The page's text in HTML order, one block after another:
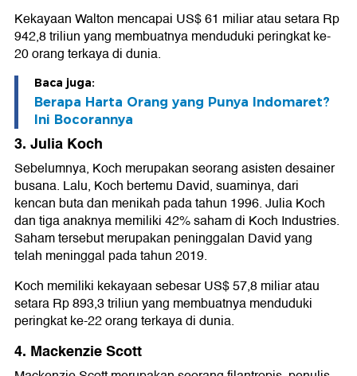
Kekayaan Walton mencapai US$ 61 miliar atau setara Rp
942,8 triliun yang membuatnya menduduki peringkat ke-
20 orang terkaya di dunia.
Baca juga:
Berapa Harta Orang yang Punya Indomaret?
Ini Bocorannya
3. Julia Koch
Sebelumnya, Koch merupakan seorang asisten desainer
busana. Lalu, Koch bertemu David, suaminya, dari
kencan buta dan menikah pada tahun 1996. Julia Koch
dan tiga anaknya memiliki 42% saham di Koch Industries.
Saham tersebut merupakan peninggalan David yang
telah meninggal pada tahun 2019.
Koch memiliki kekayaan sebesar US$ 57,8 miliar atau
setara Rp 893,3 triliun yang membuatnya menduduki
peringkat ke-22 orang terkaya di dunia.
4. Mackenzie Scott